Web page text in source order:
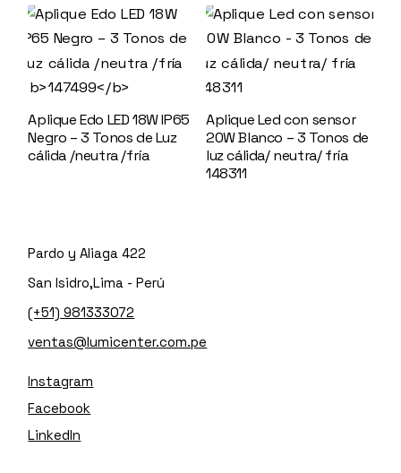
Aplique Edo LED 18W IP65
Negro – 3 Tonos de Luz
cálida /neutra /fría
Aplique Led con sensor
20W Blanco – 3 Tonos de
luz cálida/ neutra/ fría
148311
Pardo y Aliaga 422
San Isidro,Lima - Perú
(+51) 981333072
ventas@lumicenter.com.pe
Instagram
Facebook
LinkedIn